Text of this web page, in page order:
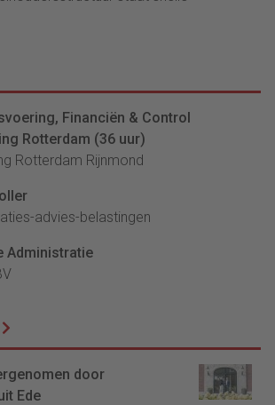
Financiën & Control
Rotterdam (36 uur)
Rotterdam Rijnmond
advies-belastingen
Administratie
door
Ede